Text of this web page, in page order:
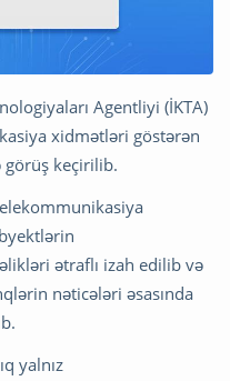
Agentliyi (İKTA)
xidmətləri göstərən
keçirilib.
ətraflı izah edilib və
nəticələri əsasında
yalnız